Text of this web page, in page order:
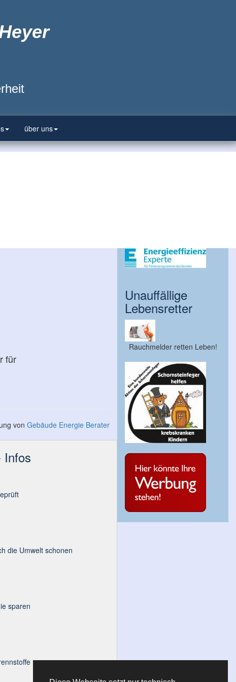
über uns
für
von Gebäude Energie Berater
Infos
die Umwelt schonen
sparen
Unauffällige
Lebensretter
Rauchmelder retten Leben!